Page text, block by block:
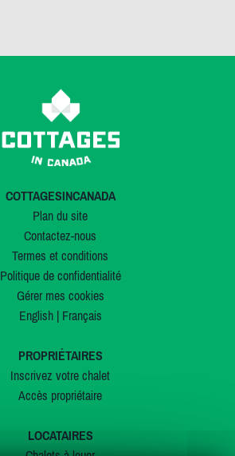
COTTAGESINCANADA
Plan du site
Contactez-nous
Termes et conditions
Politique de confidentialité
Gérer mes cookies
English| Français
PROPRIÉTAIRES
Inscrivez votre chalet
Accès propriétaire
LOCATAIRES